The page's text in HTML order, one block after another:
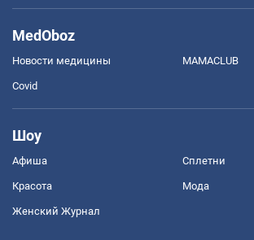
MedOboz
Новости медицины MAMACLUB
Covid
Шоу
Афиша Сплетни
Красота Мода
Женский Журнал